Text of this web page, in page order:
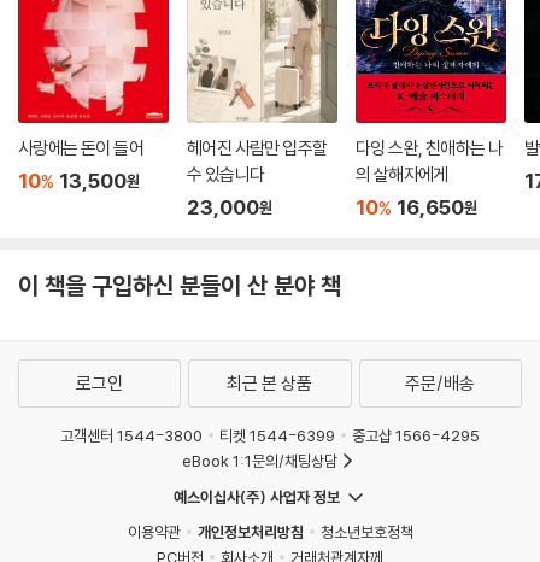
사랑에는 돈이 들어
10% 13,500원
헤어진 사람만 입주할
수 있습니다
23,000원
다잉 스완, 친애하는 나
의 살해자에게
10% 16,650원
이 책을 구입하신 분들이 산 분야 책
로그인 최근 본 상품 주문/배송
고객센터 1544-3800 티켓 1544-6399
중고샵 1566-4295
eBook 1:1문의/채팅상담
예스이십사(주) 사업자 정보
이용약관
개인정보처리방침
청소년보호정책
PC버전
회사소개 거래처관계자께